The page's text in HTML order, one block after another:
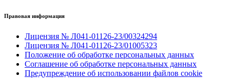
Правовая информация
Лицензия № Л041-01126-23/00324294
Лицензия № Л041-01126-23/01005323
Положение об обработке персональных данных
Соглашение об обработке персональных данных
Предупреждение об использовании файлов cookie